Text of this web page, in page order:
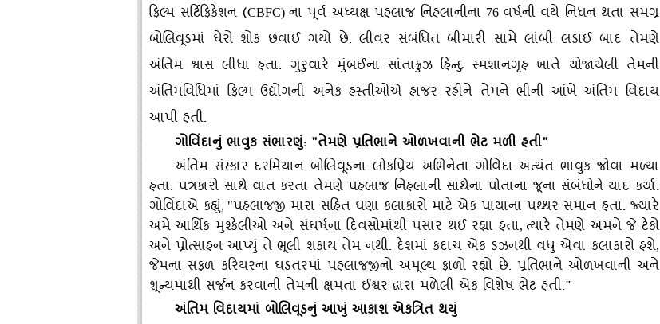
ફિલ્મ સર્ટિફિકેશન (CBFC) ના પૂર્વ અધ્યક્ષ પહલાજ નિહલાનીના 76 વર્ષની વયે નિધન થતા સમગ્ર
બોલિવૂડમાં ઘેરો શોક છવાઈ ગયો છે. લીવર સંબંધિત બીમારી સામે લાંબી લડાઈ બાદ તેમણે
અંતિમ શ્વાસ લીધા હતા. ગુરુવારે મુંબઈના સાંતાક્રુઝ હિન્દુ સ્મશાનગૃહ ખાતે યોજાયેલી તેમની
અંતિમવિધિમાં ફિલ્મ ઉદ્યોગની અનેક હસ્તીઓએ હાજર રહીને તેમને ભીની આંખે અંતિમ વિદાય
આપી હતી.
ગોવિંદાનું ભાવુક સંભારણું: "તેમણે પ્રતિભાને ઓળખવાની ભેટ મળી હતી"
અંતિમ સંસ્કાર દરમિયાન બોલિવૂડના લોકપ્રિય અભિનેતા ગોવિંદા અત્યંત ભાવુક જોવા મળ્યા
હતા. પત્રકારો સાથે વાત કરતા તેમણે પહલાજ નિહલાની સાથેના પોતાના જૂના સંબંધોને યાદ કર્યા.
ગોવિંદાએ કહ્યું, "પહલાજજી મારા સહિત ઘણા કલાકારો માટે એક પાયાના પથ્થર સમાન હતા. જ્યારે
અમે આર્થિક મુશ્કેલીઓ અને સંઘર્ષના દિવસોમાંથી પસાર થઈ રહ્યા હતા, ત્યારે તેમણે અમને જે ટેકો
અને પ્રોત્સાહન આપ્યું તે ભૂલી શકાય તેમ નથી. દેશમાં કદાચ એક ડઝનથી વધુ એવા કલાકારો હશે,
જેમના સફળ કરિયરના ઘડતરમાં પહલાજજીનો અમૂલ્ય ફાળો રહ્યો છે. પ્રતિભાને ઓળખવાની અને
શૂન્યમાંથી સર્જન કરવાની તેમની ક્ષમતા ઈશ્વર દ્વારા મળેલી એક વિશેષ ભેટ હતી."
અંતિમ વિદાયમાં બોલિવૂડનું આખું આકાશ એકત્રિત થયું